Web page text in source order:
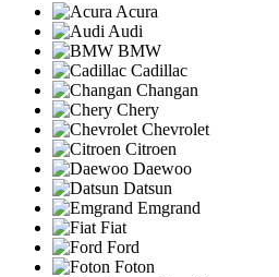
Acura
Audi
BMW
Cadillac
Changan
Chery
Chevrolet
Citroen
Daewoo
Datsun
Emgrand
Fiat
Ford
Foton